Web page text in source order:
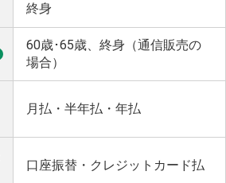
終身
60歳･65歳、終身（通信販売の
場合）
月払・半年払・年払
口座振替・クレジットカード払